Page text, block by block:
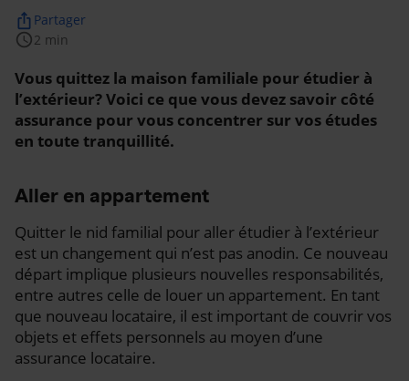
schedule2 min
ios_share Partager
Vous quittez la maison familiale pour étudier à
l’extérieur? Voici ce que vous devez savoir côté
assurance pour vous concentrer sur vos études
en toute tranquillité.
Aller en appartement
Quitter le nid familial pour aller étudier à l’extérieur
est un changement qui n’est pas anodin. Ce nouveau
départ implique plusieurs nouvelles responsabilités,
entre autres celle de louer un appartement. En tant
que nouveau locataire, il est important de couvrir vos
objets et effets personnels au moyen d’une
assurance locataire.